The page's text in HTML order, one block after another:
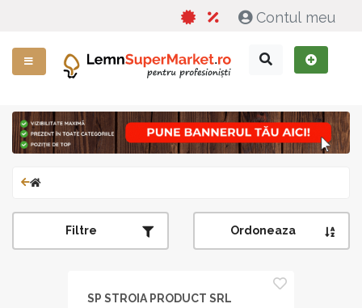
Contul meu
Filtre Ordoneaza
SP STROIA PRODUCT SRL